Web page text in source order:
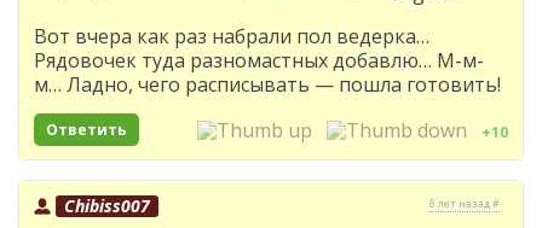
Вот вчера как раз набрали пол ведерка…
Рядовочек туда разномастных добавлю… М-м-
м… Ладно, чего расписывать — пошла готовить!
Ответить +10
Chibiss007 8 лет назад #